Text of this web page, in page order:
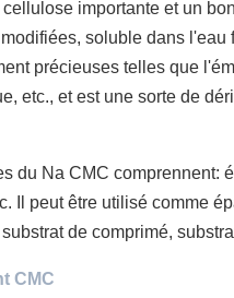
cellulose importante et un
soluble dans
précieuses telles que
etc., et est une sorte de
du Na CMC comprennent:
Il peut être utilisé comme
de comprimé,
CMC